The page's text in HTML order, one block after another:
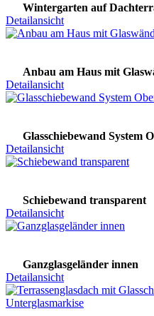
Wintergarten auf
Detailansicht
Anbau am Haus mit
Detailansicht
Glasschiebewand System
Detailansicht
Schiebewand transparent
Detailansicht
Ganzglasgeländer innen
Detailansicht